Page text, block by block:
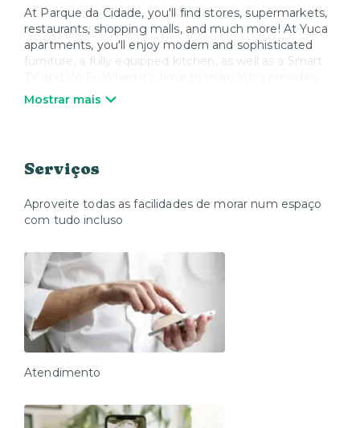
At Parque da Cidade, you'll find stores, supermarkets,
restaurants, shopping malls, and much more! At Yuca
apartments, you'll enjoy modern and sophisticated
furniture, a fully equipped kitchen, as well as a Smart
high-quality mattresses, bed linens, and towels. We
Mostrar mais
Serviços
Aproveite todas as facilidades de morar num espaço
com tudo incluso
Atendimento